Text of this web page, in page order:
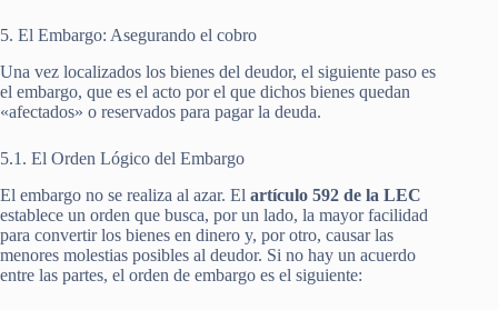
5. El Embargo: Asegurando el cobro
Una vez localizados los bienes del deudor, el siguiente paso es
el embargo, que es el acto por el que dichos bienes quedan
«afectados» o reservados para pagar la deuda.
5.1. El Orden Lógico del Embargo
El embargo no se realiza al azar. El artículo 592 de la LEC
establece un orden que busca, por un lado, la mayor facilidad
para convertir los bienes en dinero y, por otro, causar las
menores molestias posibles al deudor. Si no hay un acuerdo
entre las partes, el orden de embargo es el siguiente: